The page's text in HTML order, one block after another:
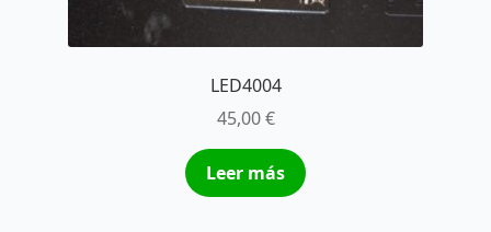
LED4004
45,00€
Leer más